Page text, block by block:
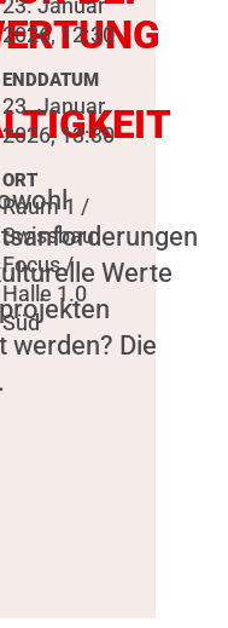
Werte
werden? Die
23. Januar
2026, 12:30
ENDDATUM
23. Januar
2026, 13:30
ORT
Raum 1 /
Swissbau
Focus /
Halle 1.0
Süd